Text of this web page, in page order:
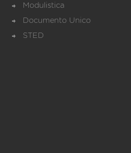
Modulistica
Documento Unico
STED